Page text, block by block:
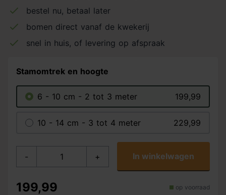
bestel nu, betaal later
bomen direct vanaf de kwekerij
snel in huis, of levering op afspraak
Stamomtrek en hoogte
6 - 10 cm - 2 tot 3 meter 199,99
10 - 14 cm - 3 tot 4 meter 229,99
- + In winkelwagen
199,99 op voorraad